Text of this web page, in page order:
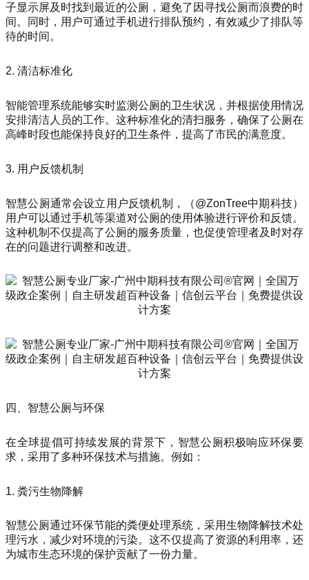
子显示屏及时找到最近的公厕，避免了因寻找公厕而浪费的时
间。同时，用户可通过手机进行排队预约，有效减少了排队等
待的时间。
2. 清洁标准化
智能管理系统能够实时监测公厕的卫生状况，并根据使用情况
安排清洁人员的工作。这种标准化的清扫服务，确保了公厕在
高峰时段也能保持良好的卫生条件，提高了市民的满意度。
3. 用户反馈机制
智慧公厕通常会设立用户反馈机制，（@ZonTree中期科技）
用户可以通过手机等渠道对公厕的使用体验进行评价和反馈。
这种机制不仅提高了公厕的服务质量，也促使管理者及时对存
在的问题进行调整和改进。
四、智慧公厕与环保
在全球提倡可持续发展的背景下，智慧公厕积极响应环保要
求，采用了多种环保技术与措施。例如：
1. 粪污生物降解
智慧公厕通过环保节能的粪便处理系统，采用生物降解技术处
理污水，减少对环境的污染。这不仅提高了资源的利用率，还
为城市生态环境的保护贡献了一份力量。